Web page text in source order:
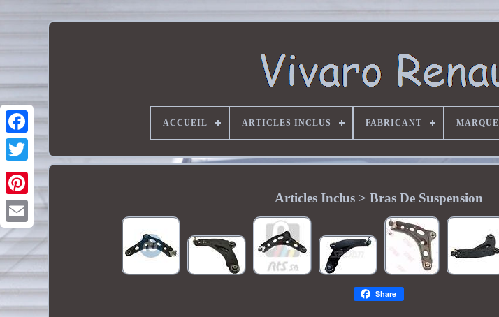
ACCUEIL ARTICLES INCLUS FABRICANT MARQUE
Articles Inclus > Bras De Suspension
Share